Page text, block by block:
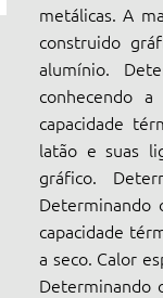
metálicas. A
construido
alumínio.
conhecendo
capacidade
latão e suas
gráfico.
Determinando
capacidade
a seco. Calor
Determinando